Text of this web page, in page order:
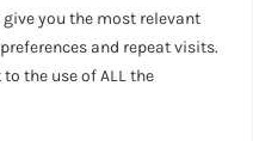
you the most relevant
and repeat visits.
the use of ALL the